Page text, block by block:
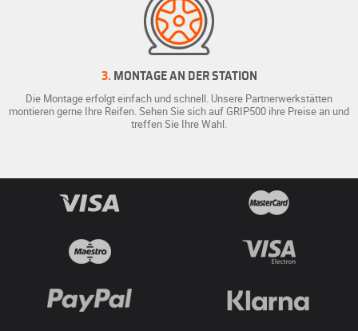
3. MONTAGE AN DER STATION
Die Montage erfolgt einfach und schnell. Unsere Partnerwerkstätten
montieren gerne Ihre Reifen. Sehen Sie sich auf GRIP500 ihre Preise an und
treffen Sie Ihre Wahl.